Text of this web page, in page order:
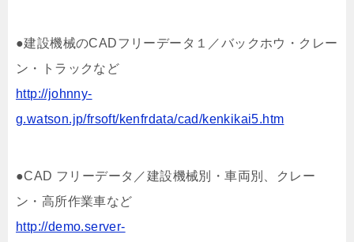
●建設機械のCADフリーデータ１／バックホウ・クレー
ン・トラックなど
http://johnny-
g.watson.jp/frsoft/kenfrdata/cad/kenkikai5.htm
●CAD フリーデータ／建設機械別・車両別、クレー
ン・高所作業車など
http://demo.server-